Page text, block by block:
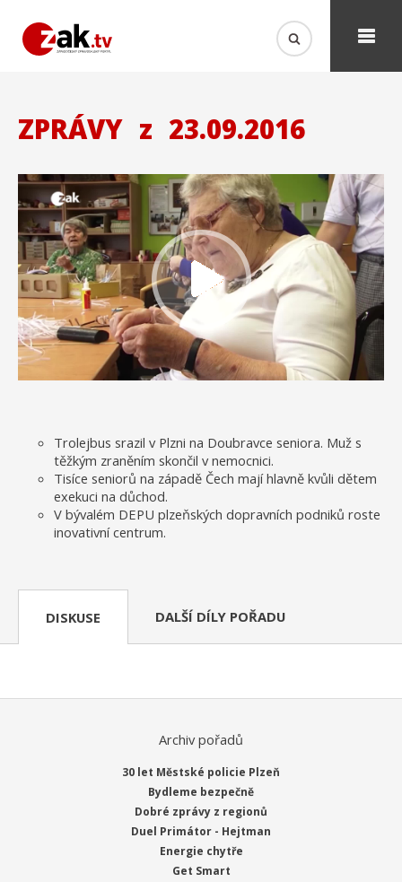
ZPRÁVY z 23.09.2016
Trolejbus srazil v Plzni na Doubravce seniora. Muž s
těžkým zraněním skončil v nemocnici.
Tisíce seniorů na západě Čech mají hlavně kvůli dětem
exekuci na důchod.
V bývalém DEPU plzeňských dopravních podniků roste
inovativní centrum.
DISKUSE DALŠÍ DÍLY POŘADU
Archiv pořadů
30 let Městské policie Plzeň
Bydleme bezpečně
Dobré zprávy z regionů
Duel Primátor - Hejtman
Energie chytře
Get Smart